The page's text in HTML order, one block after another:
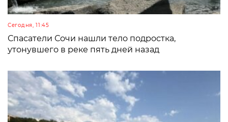
Сегодня, 11:45
Спасатели Сочи нашли тело подростка,
утонувшего в реке пять дней назад